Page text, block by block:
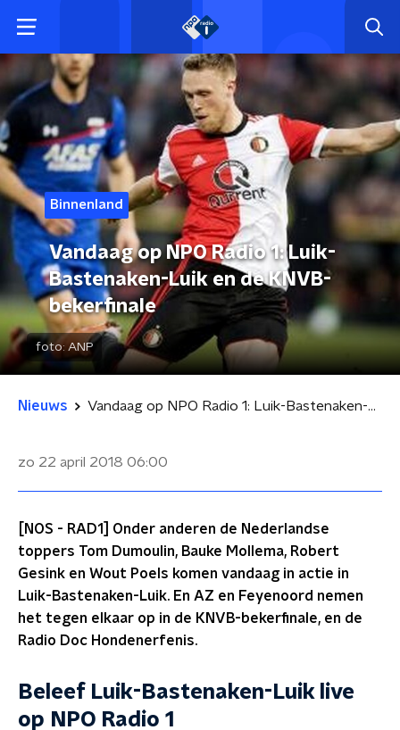
Binnenland
Vandaag op NPO Radio 1: Luik-
Bastenaken-Luik en de KNVB-
bekerfinale
foto:ANP
Nieuws Vandaag op NPO Radio 1: Luik-Bastenaken-Luik en de KNVB-bekerfinale
zo 22 april 2018 06:00
[NOS - RAD1] Onder anderen de Nederlandse
toppers Tom Dumoulin, Bauke Mollema, Robert
Gesink en Wout Poels komen vandaag in actie in
Luik-Bastenaken-Luik. En AZ en Feyenoord nemen
het tegen elkaar op in de KNVB-bekerfinale, en de
Radio Doc Hondenerfenis.
Beleef Luik-Bastenaken-Luik live
op NPO Radio 1